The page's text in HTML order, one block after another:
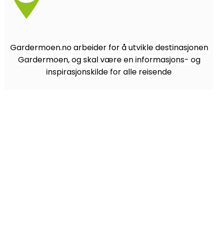
Gardermoen.no arbeider for å utvikle destinasjonen
Gardermoen, og skal være en informasjons- og
inspirasjonskilde for alle reisende